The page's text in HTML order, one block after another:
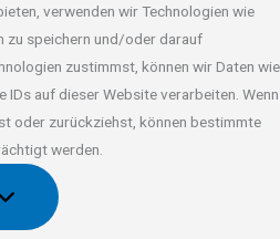
verwenden wir Technologien wie
zu speichern und/oder darauf
zustimmst, können wir Daten wie
IDs auf dieser Website verarbeiten. Wenn
oder zurückziehst, können bestimmte
werden.